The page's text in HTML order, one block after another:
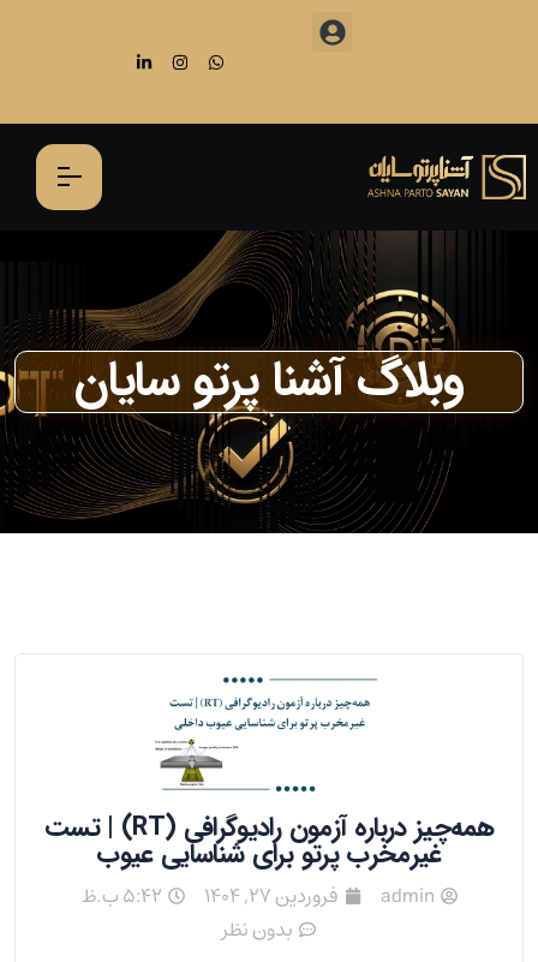
وبلاگ آشنا پرتو سایان
همه‌چیز درباره آزمون رادیوگرافی (RT) | تست
غیرمخرب پرتو برای شناسایی عیوب
admin فروردین 27, 1404
5:42 ب.ظ
بدون نظر